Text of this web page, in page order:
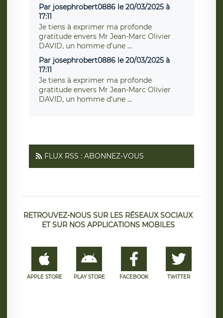
Par josephrobert0886 le 20/03/2025 à
17:11
Je tiens à exprimer ma profonde
gratitude envers Mr Jean-Marc Olivier
DAVID, un homme d’une ...
Par josephrobert0886 le 20/03/2025 à
17:11
Je tiens à exprimer ma profonde
gratitude envers Mr Jean-Marc Olivier
DAVID, un homme d’une ...
FLUX RSS : ABONNEZ-VOUS
RETROUVEZ-NOUS SUR LES RÉSEAUX SOCIAUX
ET SUR NOS APPLICATIONS MOBILES
APPLE STORE PLAY STORE FACEBOOK TWITTER